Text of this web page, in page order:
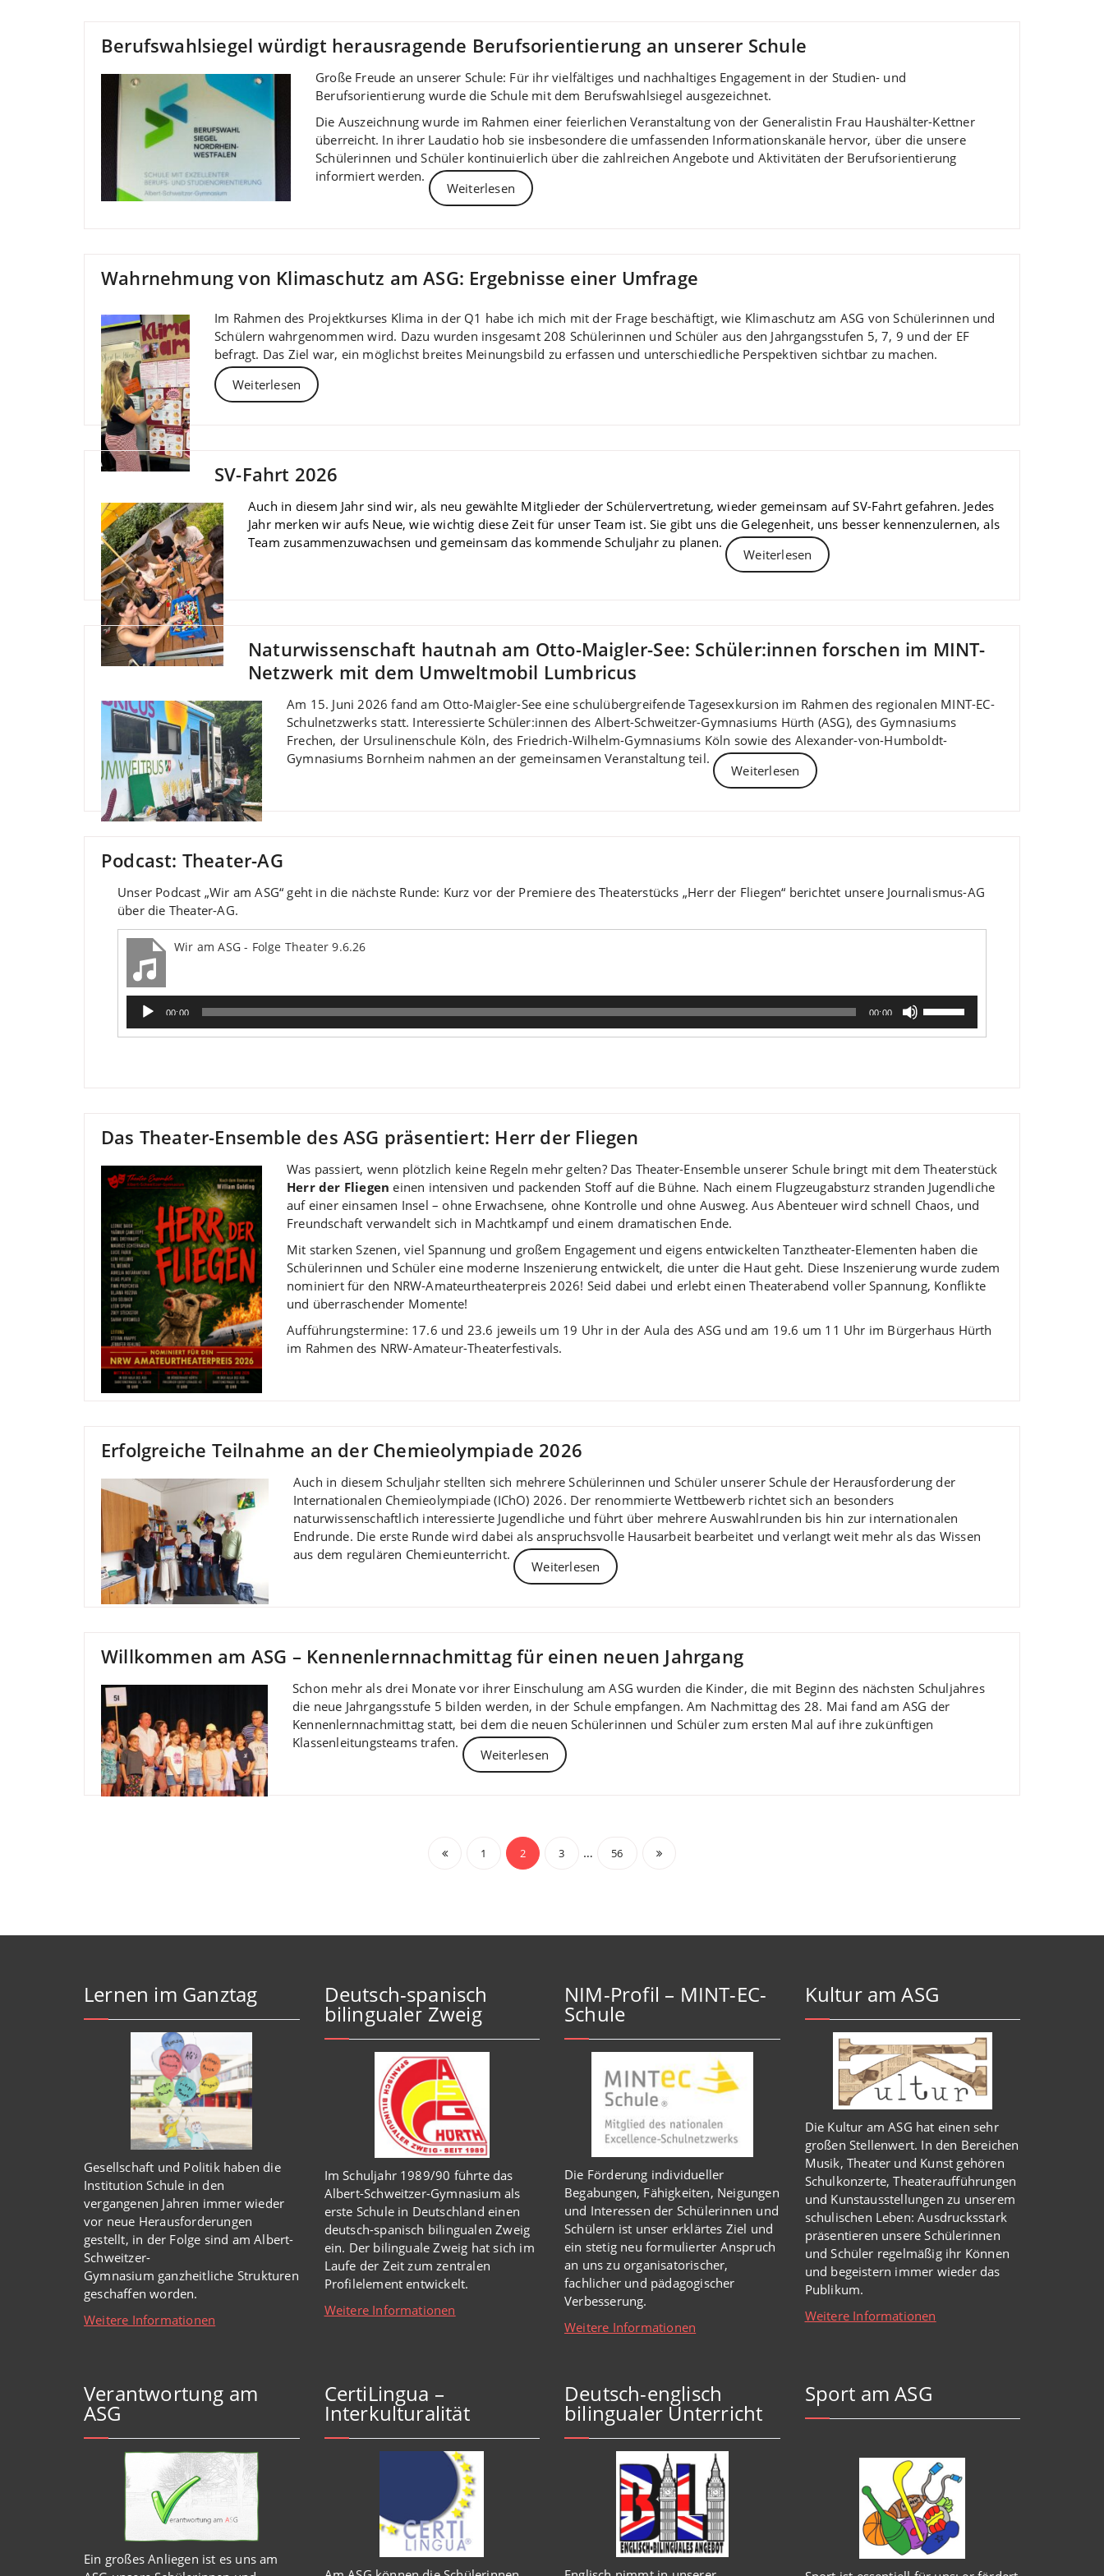
Berufswahlsiegel würdigt herausragende Berufsorientierung an unserer Schule
Große Freude an unserer Schule: Für ihr vielfältiges und nachhaltiges Engagement in der Studien- und
Berufsorientierung wurde die Schule mit dem Berufswahlsiegel ausgezeichnet.
Die Auszeichnung wurde im Rahmen einer feierlichen Veranstaltung von der Generalistin Frau Haushälter-Kettner
überreicht. In ihrer Laudatio hob sie insbesondere die umfassenden Informationskanäle hervor, über die unsere
Schülerinnen und Schüler kontinuierlich über die zahlreichen Angebote und Aktivitäten der Berufsorientierung
informiert werden.
Weiterlesen
Wahrnehmung von Klimaschutz am ASG: Ergebnisse einer Umfrage
Im Rahmen des Projektkurses Klima in der Q1 habe ich mich mit der Frage beschäftigt, wie Klimaschutz am ASG von Schülerinnen und
Schülern wahrgenommen wird. Dazu wurden insgesamt 208 Schülerinnen und Schüler aus den Jahrgangsstufen 5, 7, 9 und der EF
befragt. Das Ziel war, ein möglichst breites Meinungsbild zu erfassen und unterschiedliche Perspektiven sichtbar zu machen.
Weiterlesen
SV-Fahrt 2026
Auch in diesem Jahr sind wir, als neu gewählte Mitglieder der Schülervertretung, wieder gemeinsam auf SV-Fahrt gefahren. Jedes
Jahr merken wir aufs Neue, wie wichtig diese Zeit für unser Team ist. Sie gibt uns die Gelegenheit, uns besser kennenzulernen, als
Team zusammenzuwachsen und gemeinsam das kommende Schuljahr zu planen.
Weiterlesen
Naturwissenschaft hautnah am Otto-Maigler-See: Schüler:innen forschen im MINT-
Netzwerk mit dem Umweltmobil Lumbricus
Am 15. Juni 2026 fand am Otto-Maigler-See eine schulübergreifende Tagesexkursion im Rahmen des regionalen MINT-EC-
Schulnetzwerks statt. Interessierte Schüler:innen des Albert-Schweitzer-Gymnasiums Hürth (ASG), des Gymnasiums
Frechen, der Ursulinenschule Köln, des Friedrich-Wilhelm-Gymnasiums Köln sowie des Alexander-von-Humboldt-
Gymnasiums Bornheim nahmen an der gemeinsamen Veranstaltung teil.
Weiterlesen
Podcast: Theater-AG
Unser Podcast „Wir am ASG“ geht in die nächste Runde: Kurz vor der Premiere des Theaterstücks „Herr der Fliegen“ berichtet unsere Journalismus-AG
über die Theater-AG.
Wir am ASG - Folge Theater 9.6.26
Audio-
Player
00:00 00:00
Hoch/Runter
benutzen,
Das Theater-Ensemble des ASG präsentiert: Herr der Fliegen
Was passiert, wenn plötzlich keine Regeln mehr gelten? Das Theater-Ensemble unserer Schule bringt mit dem Theaterstück
Herr der Fliegen einen intensiven und packenden Stoff auf die Bühne. Nach einem Flugzeugabsturz stranden Jugendliche
auf einer einsamen Insel – ohne Erwachsene, ohne Kontrolle und ohne Ausweg. Aus Abenteuer wird schnell Chaos, und
Freundschaft verwandelt sich in Machtkampf und einem dramatischen Ende.
Mit starken Szenen, viel Spannung und großem Engagement und eigens entwickelten Tanztheater-Elementen haben die
Schülerinnen und Schüler eine moderne Inszenierung entwickelt, die unter die Haut geht. Diese Inszenierung wurde zudem
nominiert für den NRW-Amateurtheaterpreis 2026! Seid dabei und erlebt einen Theaterabend voller Spannung, Konflikte
und überraschender Momente!
Aufführungstermine: 17.6 und 23.6 jeweils um 19 Uhr in der Aula des ASG und am 19.6 um 11 Uhr im Bürgerhaus Hürth
im Rahmen des NRW-Amateur-Theaterfestivals.
Erfolgreiche Teilnahme an der Chemieolympiade 2026
Auch in diesem Schuljahr stellten sich mehrere Schülerinnen und Schüler unserer Schule der Herausforderung der
Internationalen Chemieolympiade (IChO) 2026. Der renommierte Wettbewerb richtet sich an besonders
naturwissenschaftlich interessierte Jugendliche und führt über mehrere Auswahlrunden bis hin zur internationalen
Endrunde. Die erste Runde wird dabei als anspruchsvolle Hausarbeit bearbeitet und verlangt weit mehr als das Wissen
aus dem regulären Chemieunterricht.
Weiterlesen
Willkommen am ASG – Kennenlernnachmittag für einen neuen Jahrgang
Schon mehr als drei Monate vor ihrer Einschulung am ASG wurden die Kinder, die mit Beginn des nächsten Schuljahres
die neue Jahrgangsstufe 5 bilden werden, in der Schule empfangen. Am Nachmittag des 28. Mai fand am ASG der
Kennenlernnachmittag statt, bei dem die neuen Schülerinnen und Schüler zum ersten Mal auf ihre zukünftigen
Klassenleitungsteams trafen.
Weiterlesen
Beitragsnavigation
1 2 3 … 56
Lernen im Ganztag
Gesellschaft und Politik haben die
Institution Schule in den
vergangenen Jahren immer wieder
vor neue Herausforderungen
gestellt, in der Folge sind am Albert-
Schweitzer-
Gymnasium ganzheitliche Strukturen
geschaffen worden.
Weitere Informationen
Deutsch-spanisch
bilingualer Zweig
Im Schuljahr 1989/90 führte das
Albert-Schweitzer-Gymnasium als
erste Schule in Deutschland einen
deutsch-spanisch bilingualen Zweig
ein. Der bilinguale Zweig hat sich im
Laufe der Zeit zum zentralen
Profilelement entwickelt.
Weitere Informationen
NIM-Profil – MINT-EC-
Schule
Die Förderung individueller
Begabungen, Fähigkeiten, Neigungen
und Interessen der Schülerinnen und
Schülern ist unser erklärtes Ziel und
ein stetig neu formulierter Anspruch
an uns zu organisatorischer,
fachlicher und pädagogischer
Verbesserung.
Weitere Informationen
Kultur am ASG
Die Kultur am ASG hat einen sehr
großen Stellenwert. In den Bereichen
Musik, Theater und Kunst gehören
Schulkonzerte, Theateraufführungen
und Kunstausstellungen zu unserem
schulischen Leben: Ausdrucksstark
präsentieren unsere Schülerinnen
und Schüler regelmäßig ihr Können
und begeistern immer wieder das
Publikum.
Weitere Informationen
Verantwortung am
ASG
Ein großes Anliegen ist es uns am
CertiLingua –
Interkulturalität
Deutsch-englisch
bilingualer Unterricht
Sport am ASG